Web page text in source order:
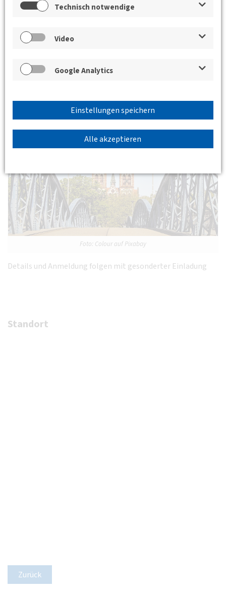
Technisch notwendige
Video
Google Analytics
Einstellungen speichern
Alle akzeptieren
Fachvortrag: „Der Klimamobilitätsplan
18.06.2026 17:00
Referierende: Franziska Schreiber (Stabsstelle
(INOVAPLAN GmbH)
Foto: Colour auf Pixabay
Details und Anmeldung folgen mit gesonderter Einladung
Standort
Zurück